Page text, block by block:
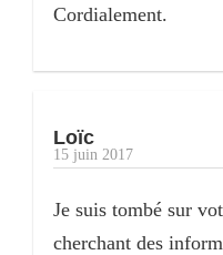
Cordialement.
Loïc
15 juin 2017
Je suis tombé sur
cherchant des